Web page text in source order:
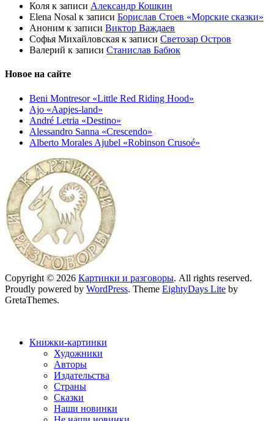
Коля к записи Александр Кошкин
Elena Nosal к записи Борислав Стоев «Морские сказки»
Аноним к записи Виктор Важдаев
Софья Михайловская к записи Светозар Остров
Валерий к записи Станислав Бабюк
Новое на сайте
Beni Montresor «Little Red Riding Hood»
Ajo «Aapjes-land»
André Letria «Destino»
Alessandro Sanna «Crescendo»
Alberto Morales Ajubel «Robinson Crusoé»
Copyright © 2026 Картинки и разговоры. All rights reserved.
Proudly powered by WordPress. Theme EightyDays Lite by
GretaThemes.
Книжки-картинки
Художники
Авторы
Издательства
Страны
Сказки
Наши новинки